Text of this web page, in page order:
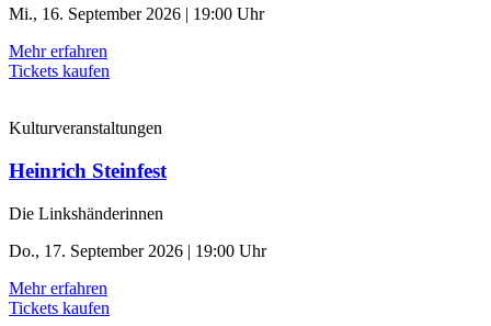
Mi., 16. September 2026 | 19:00 Uhr
Mehr erfahren
Tickets kaufen
Kulturveranstaltungen
Heinrich Steinfest
Die Linkshänderinnen
Do., 17. September 2026 | 19:00 Uhr
Mehr erfahren
Tickets kaufen